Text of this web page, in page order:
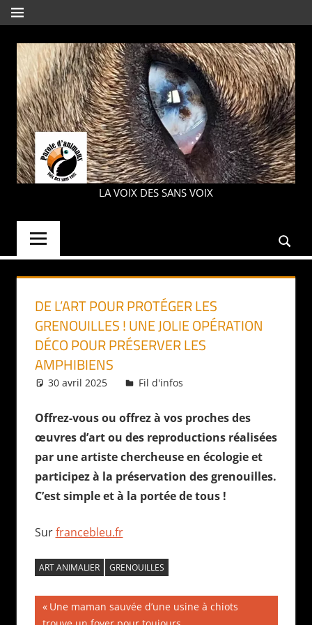
Aller
au
contenu
MENU
PAROLE
LA VOIX DES SANS VOIX
DE L’ART POUR PROTÉGER LES
GRENOUILLES ! UNE JOLIE OPÉRATION
DÉCO POUR PRÉSERVER LES
AMPHIBIENS
30 avril 2025 Daniel
Fil d'infos
Offrez-vous ou offrez à vos proches des
œuvres d’art ou des reproductions réalisées
par une artiste chercheuse en écologie et
participez à la préservation des grenouilles.
C’est simple et à la portée de tous !
Surfrancebleu.fr
ART ANIMALIER GRENOUILLES
Navigation
Publication
Une maman sauvée d’une usine à chiots